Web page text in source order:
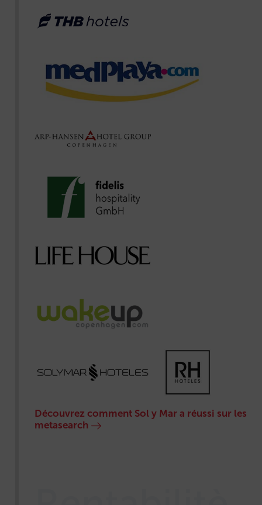
Découvrez comment Sol y Mar a réussi sur les
metasearch